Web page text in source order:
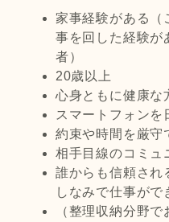
家事経験がある（
事を回した経験が
者）
20歳以上
心身ともに健康な
スマートフォンを
約束や時間を厳守
相手目線のコミュ
誰からも信頼され
しなみで仕事がで
（整理収納分野